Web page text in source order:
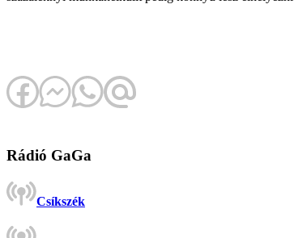
Rádió GaGa
Csíkszék